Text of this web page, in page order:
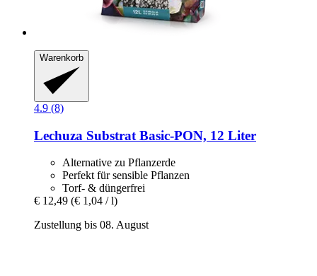
Warenkorb
4.9 (8)
Lechuza Substrat Basic-​PON, 12 Liter
Alternative zu Pflanzerde
Perfekt für sensible Pflanzen
Torf- & düngerfrei
€ 12,49 (€ 1,04 / l)
Zustellung bis 08. August